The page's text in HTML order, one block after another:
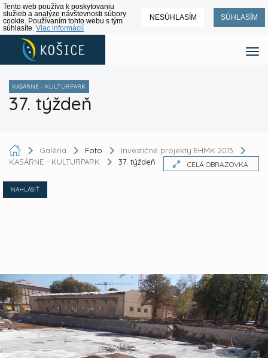
Tento web používa k poskytovaniu
služieb a analýze návštevnosti súbory
cookie. Používaním tohto webu s tým
súhlasíte. Viac informácií
NESÚHLASÍM SÚHLASÍM
KASÁRNE - KULTURPARK
37. týždeň
Galéria Foto
Investičné projekty EHMK 2013
KASÁRNE - KULTURPARK
37. týždeň CELÁ OBRAZOVKA
NAHLÁSIŤ